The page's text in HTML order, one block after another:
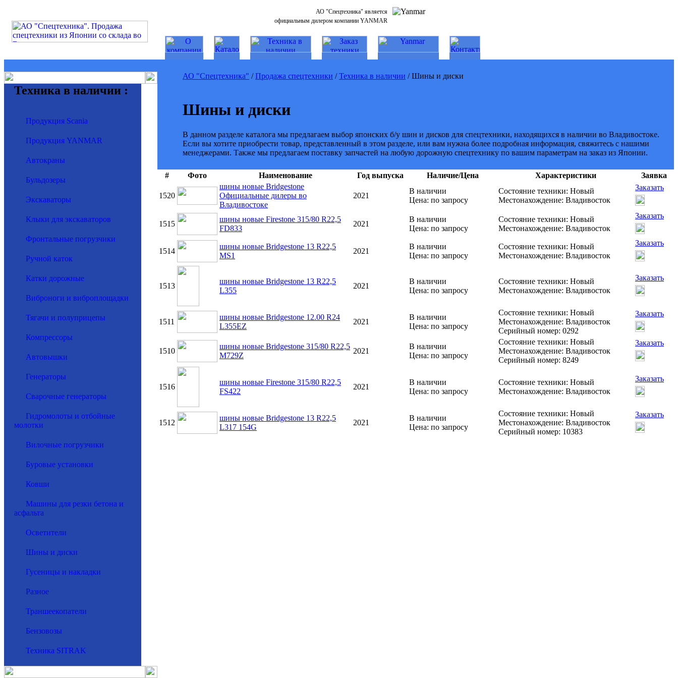
АО "Спецтехника" является
официальным дилером компании YANMAR
Техника в наличии :
Продукция Scania
Продукция YANMAR
Автокраны
Бульдозеры
Экскаваторы
Клыки для экскаваторов
Фронтальные погрузчики
Ручной каток
Катки дорожные
Виброноги и виброплощадки
Тягачи и полуприцепы
Компрессоры
Автовышки
Генераторы
Сварочные генераторы
Гидромолоты и отбойные
молотки
Вилочные погрузчики
Буровые установки
Ковши
Машины для резки бетона и
асфальта
Осветители
Шины и диски
Гусеницы и накладки
Разное
Траншеекопатели
Бензовозы
Техника SITRAK
АО "Спецтехника" /Продажа спецтехники /Техника в наличии / Шины и диски
Шины и диски
В данном разделе каталога мы предлагаем выбор японских б/у шин и дисков для спецтехники, находящихся в наличии во Владивостоке.
Если вы хотите приобрести товар, представленный в этом разделе, или вам нужна более подробная информация, свяжитесь с нашими
менеджерами. Также мы предлагаем поставку запчастей на любую дорожную спецтехнику по вашим параметрам на заказ из Японии.
# Фото Наименование Год выпуска Наличие/Цена Характеристики Заявка
1520
шины новые Bridgestone
Официальные дилеры во
Владивостоке
2021
В наличии
Цена: по запросу
Состояние техники: Новый
Местонахождение: Владивосток
Заказать
1515
шины новые Firestone 315/80 R22,5
FD833
2021
В наличии
Цена: по запросу
Состояние техники: Новый
Местонахождение: Владивосток
Заказать
1514
шины новые Bridgestone 13 R22,5
MS1
2021
В наличии
Цена: по запросу
Состояние техники: Новый
Местонахождение: Владивосток
Заказать
1513
шины новые Bridgestone 13 R22,5
L355
2021
В наличии
Цена: по запросу
Состояние техники: Новый
Местонахождение: Владивосток
Заказать
1511
шины новые Bridgestone 12.00 R24
L355EZ
2021
В наличии
Цена: по запросу
Состояние техники: Новый
Местонахождение: Владивосток
Серийный номер: 0292
Заказать
1510
шины новые Bridgestone 315/80 R22,5
M729Z
2021
В наличии
Цена: по запросу
Состояние техники: Новый
Местонахождение: Владивосток
Серийный номер: 8249
Заказать
1516
шины новые Firestone 315/80 R22,5
FS422
2021
В наличии
Цена: по запросу
Состояние техники: Новый
Местонахождение: Владивосток
Заказать
1512
шины новые Bridgestone 13 R22,5
L317 154G
2021
В наличии
Цена: по запросу
Состояние техники: Новый
Местонахождение: Владивосток
Серийный номер: 10383
Заказать